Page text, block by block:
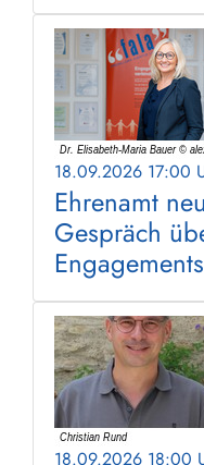
18.09.2026 17:00
Ehrenamt
Gespräch
Engagements
18.09.2026 18:00